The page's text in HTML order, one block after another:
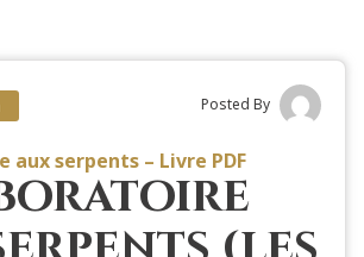
Posted By
aux serpents – Livre PDF